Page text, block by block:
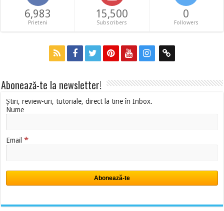
6,983
Prieteni
15,500
Subscribers
0
Followers
Abonează-te la newsletter!
Știri, review-uri, tutoriale, direct la tine în Inbox.
Nume
Email*